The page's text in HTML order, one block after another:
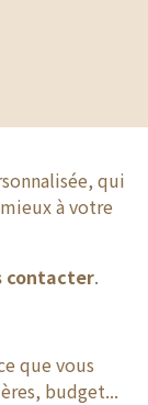
qui
à votre
contacter.
que vous
budget...